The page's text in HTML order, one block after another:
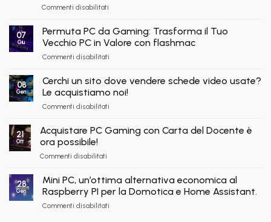
–
e
Ricondizionati,
Spedizione
Immediata
Commenti disabilitati
Gaming
a
Rate
Online:
acquistare
il
prossimo
in
a
60
mesi
07
Giu
Permuta PC da Gaming: Trasforma il Tuo
Vecchio PC in Valore con flashmac
Commenti disabilitati
PC
Gaming:
Tuo
con
flashmac
08
Gen
Cerchi un sito dove vendere schede video usate?
Le acquistiamo noi!
Commenti disabilitati
un
video
usate?
21
Ott
Acquistare PC Gaming con Carta del Docente è
ora possibile!
Commenti disabilitati
Gaming
con
Carta
28
Gen
Mini PC, un’ottima alternativa economica al
Raspberry PI per la Domotica e Home Assistant.
Commenti disabilitati